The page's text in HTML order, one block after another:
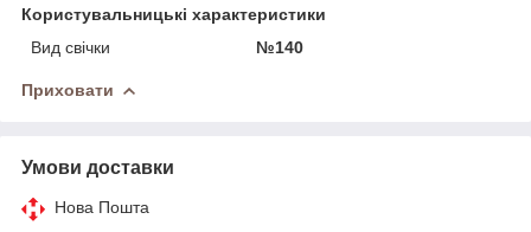
Користувальницькі характеристики
Вид свічки
№140
Приховати
Умови доставки
Нова Пошта